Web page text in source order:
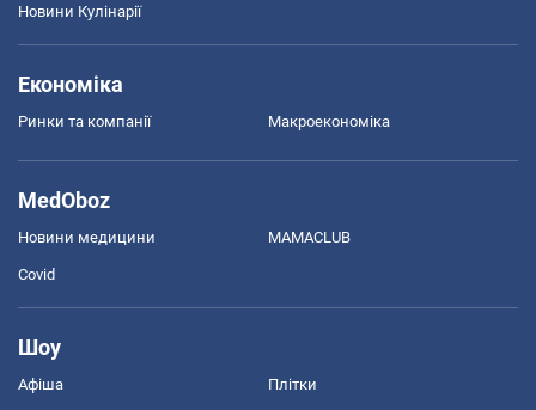
Новини Кулінарії
Економіка
Ринки та компанії Макроекономіка
MedOboz
Новини медицини MAMACLUB
Covid
Шоу
Афіша Плітки